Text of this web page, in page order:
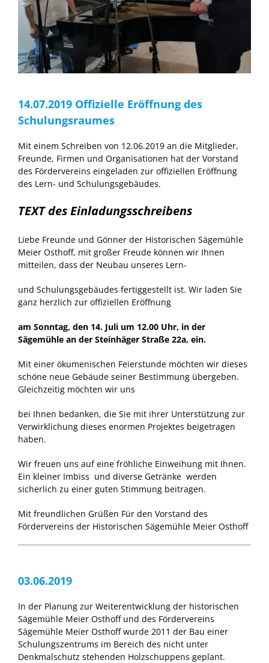
14.07.2019 Offizielle Eröffnung des
Schulungsraumes
Mit einem Schreiben von 12.06.2019 an die Mitglieder,
Freunde, Firmen und Organisationen hat der Vorstand
des Fördervereins eingeladen zur offiziellen Eröffnung
des Lern- und Schulungsgebäudes.
TEXT des Einladungsschreibens
Liebe Freunde und Gönner der Historischen Sägemühle
Meier Osthoff, mit großer Freude können wir Ihnen
mitteilen, dass der Neubau unseres Lern-
und Schulungsgebäudes fertiggestellt ist. Wir laden Sie
ganz herzlich zur offiziellen Eröffnung
am Sonntag, den 14. Juli um 12.00 Uhr, in der
Sägemühle an der Steinhäger Straße 22a, ein.
Mit einer ökumenischen Feierstunde möchten wir dieses
schöne neue Gebäude seiner Bestimmung übergeben.
Gleichzeitig möchten wir uns
bei Ihnen bedanken, die Sie mit ihrer Unterstützung zur
Verwirklichung dieses enormen Projektes beigetragen
haben.
Wir freuen uns auf eine fröhliche Einweihung mit Ihnen.
Ein kleiner Imbiss und diverse Getränke werden
sicherlich zu einer guten Stimmung beitragen.
Mit freundlichen Grüßen Für den Vorstand des
Fördervereins der Historischen Sägemühle Meier Osthoff
03.06.2019
In der Planung zur Weiterentwicklung der historischen
Sägemühle Meier Osthoff und des Fördervereins
Sägemühle Meier Osthoff wurde 2011 der Bau einer
Schulungszentrums im Bereich des nicht unter
Denkmalschutz stehenden Holzschuppens geplant.